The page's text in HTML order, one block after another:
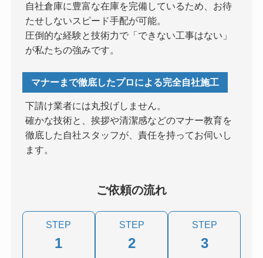
自社倉庫に豊富な在庫を完備しているため、お待
たせしないスピード手配が可能。
圧倒的な経験と技術力で「できない工事はない」
が私たちの強みです。
マナーまで徹底したプロによる完全自社施工
下請け業者には丸投げしません。
確かな技術と、挨拶や清潔感などのマナー教育を
徹底した自社スタッフが、責任を持ってお伺いし
ます。
ご依頼の流れ
STEP
1
STEP
2
STEP
3